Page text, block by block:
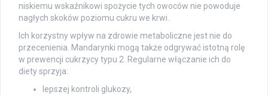
niskiemu wskaźnikowi spożycie tych owoców nie powoduje
nagłych skoków poziomu cukru we krwi.
Ich korzystny wpływ na zdrowie metaboliczne jest nie do
przecenienia. Mandarynki mogą także odgrywać istotną rolę
w prewencji cukrzycy typu 2. Regularne włączanie ich do
diety sprzyja:
lepszej kontroli glukozy,